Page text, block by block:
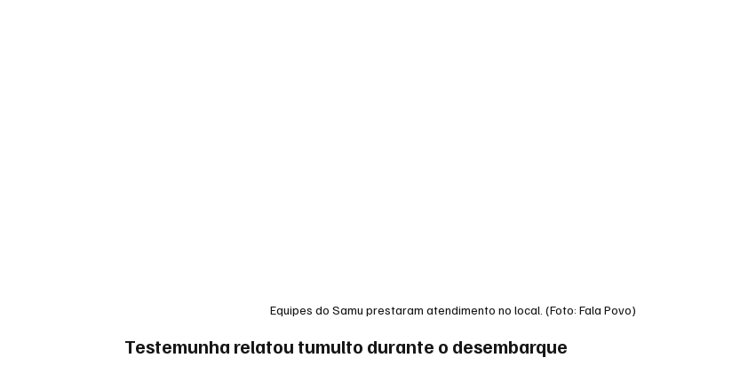
Equipes do Samu prestaram atendimento no local. (Foto: Fala Povo)
Testemunha relatou tumulto durante o desembarque